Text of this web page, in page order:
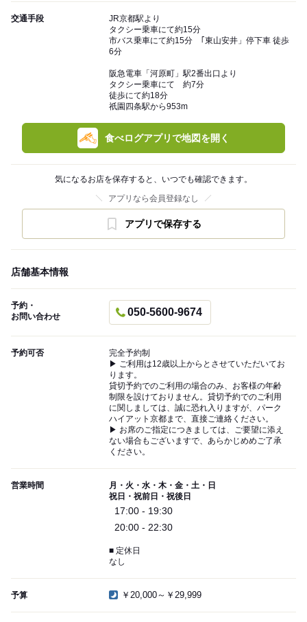
交通手段
JR京都駅より
タクシー乗車にて約15分
市バス乗車にて約15分 ｢東山安井」停下車 徒歩
6分
阪急電車「河原町」駅2番出口より
タクシー乗車にて 約7分
徒歩にて約18分
祇園四条駅から953m
食べログアプリで地図を開く
気になるお店を保存すると、いつでも確認できます。
アプリなら会員登録なし
アプリで保存する
店舗基本情報
予約・
お問い合わせ
050-5600-9674
予約可否
完全予約制
▶ ご利用は12歳以上からとさせていただいてお
ります。
貸切予約でのご利用の場合のみ、お客様の年齢
制限を設けておりません。貸切予約でのご利用
に関しましては、誠に恐れ入りますが、パーク
ハイアット京都まで、直接ご連絡ください。
▶ お席のご指定につきましては、ご要望に添え
ない場合もございますで、あらかじめめご了承
ください。
営業時間
月・火・水・木・金・土・日
祝日・祝前日・祝後日
17:00 - 19:30
20:00 - 22:30
■ 定休日
なし
予算 ￥20,000～￥29,999